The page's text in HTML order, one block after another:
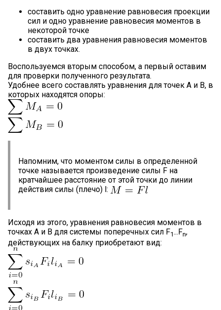
составить одно уравнение равновесия проекции
сил и одно уравнение равновесия моментов в
некоторой точке
составить два уравнения равновесия моментов
в двух точках.
Воспользуемся вторым способом, а первый оставим
для проверки полученного результата.
Удобнее всего составлять уравнения для точек А и B, в
которых находятся опоры:
Напомним, что моментом силы в определенной
точке называется произведение силы F на
кратчайшее расстояние от этой точки до линии
действия силы (плечо) l:
Исходя из этого, уравнения равновесия моментов в
точках А и B для системы поперечных сил F1...Fn,
действующих на балку приобретают вид: